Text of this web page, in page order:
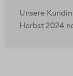
Unsere
Herbst 2024